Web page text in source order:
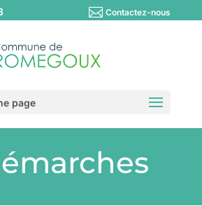
Contactez-nous
page